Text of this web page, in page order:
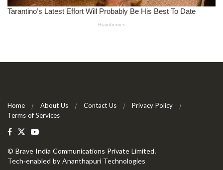
Home About Us Contact Us
Privacy Policy
Terms of Services
© Brave India Communications Private Limited.
Tech-enabled by Ananthapuri Technologies